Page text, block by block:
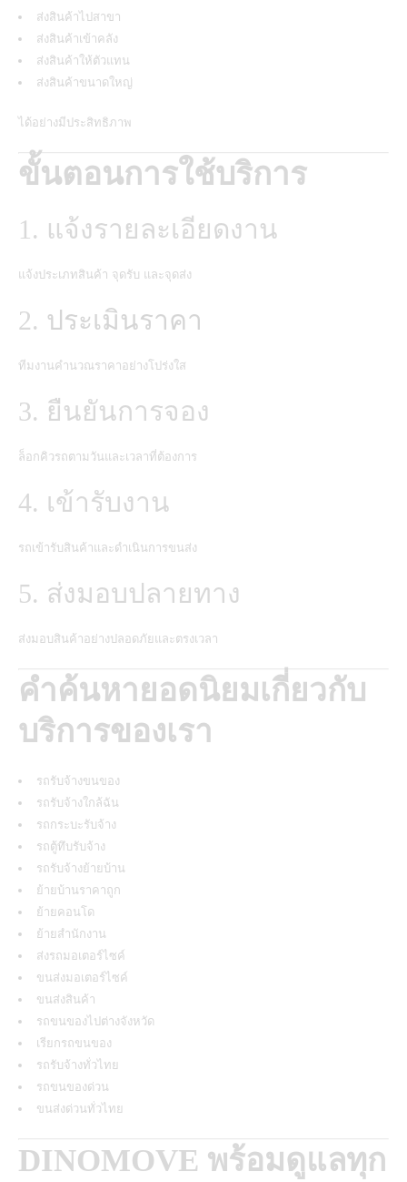
ส่งสินค้าไปสาขา
ส่งสินค้าเข้าคลัง
ส่งสินค้าให้ตัวแทน
ส่งสินค้าขนาดใหญ่
ได้อย่างมีประสิทธิภาพ
ขั้นตอนการใช้บริการ
1. แจ้งรายละเอียดงาน
แจ้งประเภทสินค้า จุดรับ และจุดส่ง
2. ประเมินราคา
ทีมงานคำนวณราคาอย่างโปร่งใส
3. ยืนยันการจอง
ล็อกคิวรถตามวันและเวลาที่ต้องการ
4. เข้ารับงาน
รถเข้ารับสินค้าและดำเนินการขนส่ง
5. ส่งมอบปลายทาง
ส่งมอบสินค้าอย่างปลอดภัยและตรงเวลา
คำค้นหายอดนิยมเกี่ยวกับ
บริการของเรา
รถรับจ้างขนของ
รถรับจ้างใกล้ฉัน
รถกระบะรับจ้าง
รถตู้ทึบรับจ้าง
รถรับจ้างย้ายบ้าน
ย้ายบ้านราคาถูก
ย้ายคอนโด
ย้ายสำนักงาน
ส่งรถมอเตอร์ไซค์
ขนส่งมอเตอร์ไซค์
ขนส่งสินค้า
รถขนของไปต่างจังหวัด
เรียกรถขนของ
รถรับจ้างทั่วไทย
รถขนของด่วน
ขนส่งด่วนทั่วไทย
DINOMOVE พร้อมดูแลทุก